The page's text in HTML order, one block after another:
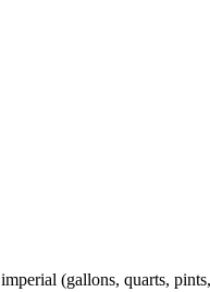
(gallons, quarts,